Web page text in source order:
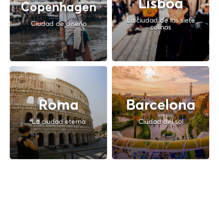
Copenhagen
Ciudad de diseño
Lisboa
La ciudad de las siete
colinas
Roma
La ciudad eterna
Barcelona
Ciudad del sol